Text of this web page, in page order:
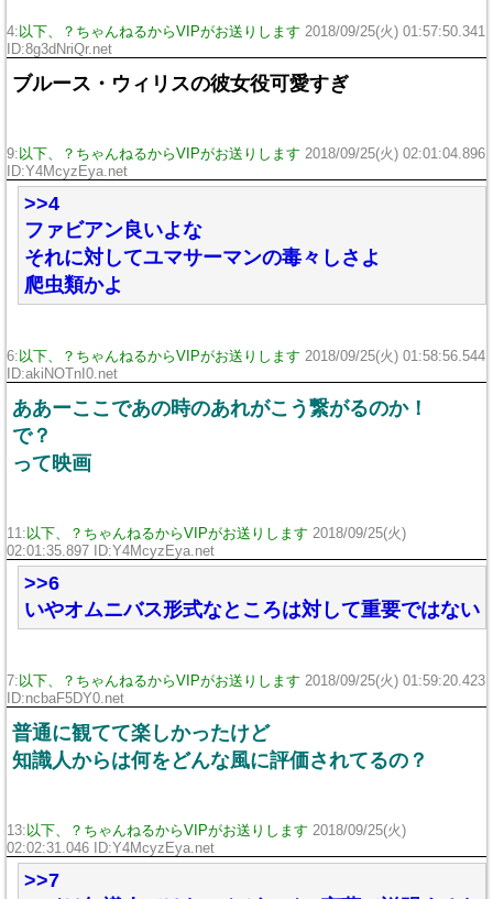
4: 以下、？ちゃんねるからVIPがお送りします 2018/09/25(火) 01:57:50.341
ID:8g3dNriQr.net
ブルース・ウィリスの彼女役可愛すぎ
9: 以下、？ちゃんねるからVIPがお送りします 2018/09/25(火) 02:01:04.896
ID:Y4McyzEya.net
>>4
ファビアン良いよな
それに対してユマサーマンの毒々しさよ
爬虫類かよ
6: 以下、？ちゃんねるからVIPがお送りします 2018/09/25(火) 01:58:56.544
ID:akiNOTnI0.net
ああーここであの時のあれがこう繋がるのか！
で？
って映画
11: 以下、？ちゃんねるからVIPがお送りします 2018/09/25(火)
02:01:35.897 ID:Y4McyzEya.net
>>6
いやオムニバス形式なところは対して重要ではない
7: 以下、？ちゃんねるからVIPがお送りします 2018/09/25(火) 01:59:20.423
ID:ncbaF5DY0.net
普通に観てて楽しかったけど
知識人からは何をどんな風に評価されてるの？
13: 以下、？ちゃんねるからVIPがお送りします 2018/09/25(火)
02:02:31.046 ID:Y4McyzEya.net
>>7